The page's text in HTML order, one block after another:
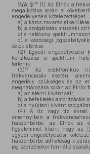
11/A. § 86 (1) Az Elnök a
megalkotása során a
engedélyezési kötelezettséget:
a) a káros zavarás elkerülése,
b) a szolgáltatás műszaki
c) a hatékony
d) a közösségi
célok elérése.
(2) Egyedi engedélyezési
korlátozása a spektrum
történik.
(3)87
Az elektronikus
frekvenciasáv esetén,
engedély szükséges és az
meghatározása során az Elnök
a) az elérni kívánt célt,
b) a befektetés amortizációs
c) a nyújtani kívánt
(4) A tíz vagy tíz évnél
amennyiben a
haszonbérbe, az Elnök az
figyelemmel kíséri, hogy az
egyedi engedélyezési
haszonbérbe adhatóság
jog szerzésekor fennálló